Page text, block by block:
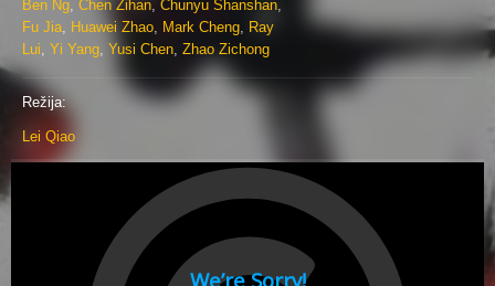
Ben Ng, Chen Zihan, Chunyu Shanshan,
Fu Jia, Huawei Zhao, Mark Cheng, Ray
Lui, Yi Yang, Yusi Chen, Zhao Zichong
Režija:
Lei Qiao